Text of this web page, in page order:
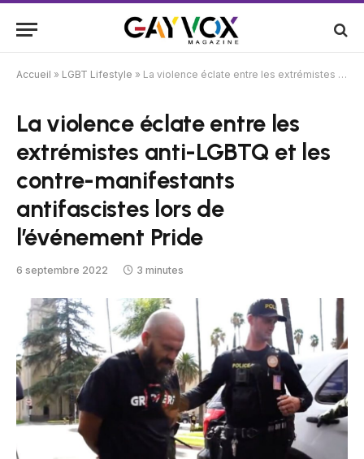
Accueil » LGBT Lifestyle » La violence éclate entre les extrémistes anti-LGBTQ et les contre-manifestants antifascistes lors de l’événement Pride
La violence éclate entre les
extrémistes anti-LGBTQ et les
contre-manifestants
antifascistes lors de
l’événement Pride
6 septembre 2022 3 minutes